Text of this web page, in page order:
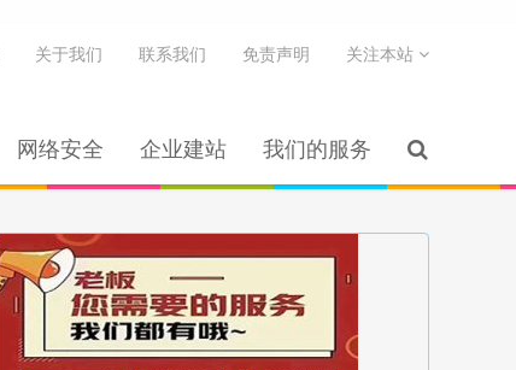
网络安全 企业建站 我们的服务
关于我们 联系我们 免责声明 关注本站